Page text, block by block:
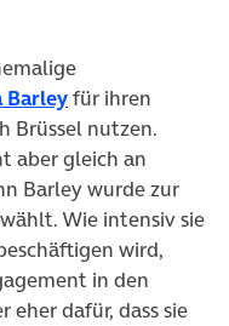
Barley(öffnet in neuem
für ihren
Brüssel nutzen.
aber gleich an
Barley wurde zur
Wie intensiv sie
wird,
in den
eher dafür, dass sie